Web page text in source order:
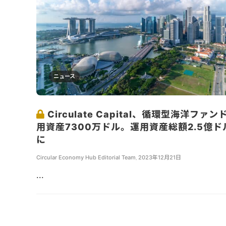
ニュース
Circulate Capital、循環型海洋ファン
用資産7300万ドル。運用資産総額2.5億ド
に
Circular Economy Hub Editorial Team 2023年12月21日
...